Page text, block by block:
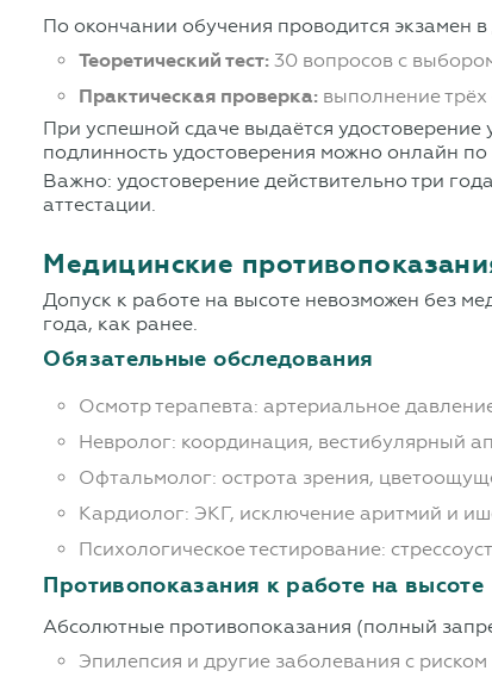
По окончании обучения проводится экзамен в
Теоретический тест: 30 вопросов с
Практическая проверка: выполнение
При успешной сдаче выдаётся
подлинность удостоверения можно онлайн по
Важно: удостоверение действительно три
аттестации.
Медицинские
Допуск к работе на высоте невозможен без
года, как ранее.
Обязательные обследования
Осмотр терапевта: артериальное
Невролог: координация, вестибулярный
Офтальмолог: острота зрения,
Кардиолог: ЭКГ, исключение аритмий и
Психологическое тестирование:
Противопоказания к работе на высоте
Абсолютные противопоказания (полный
Эпилепсия и другие заболевания с